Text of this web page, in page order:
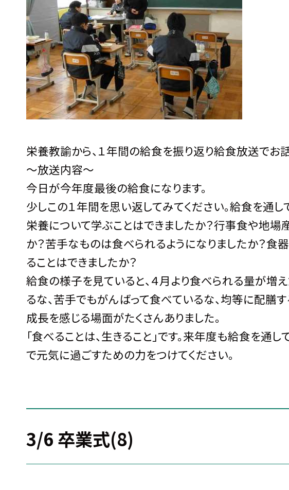
栄養教諭から、１年間の給食を振り返り給食放送でお話
〜放送内容〜
今日が今年度最後の給食になります。
少しこの１年間を思い返してみてください。給食を通
栄養について学ぶことはできましたか？行事食や地場
か？苦手なものは食べられるようになりましたか？食
ることはできましたか？
給食の様子を見ていると、４月より食べられる量が増
るな、苦手でもがんばって食べているな、均等に配膳
成長を感じる場面がたくさんありました。
「食べることは、生きること」です。来年度も給食を通
で元気に過ごすための力をつけてください。
3/6 卒業式(8)